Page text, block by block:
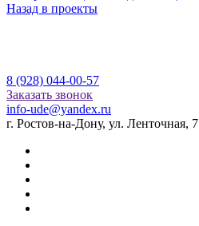
Назад в проекты
8 (928) 044-00-57
Заказать звонок
info-ude@yandex.ru
г. Ростов-на-Дону, ул. Ленточная, 7